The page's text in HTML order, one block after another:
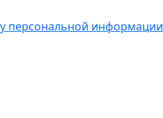
персональной информации